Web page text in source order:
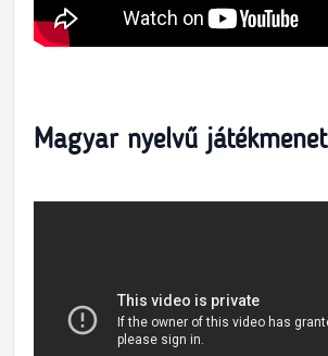
Magyar nyelvű játékmenet